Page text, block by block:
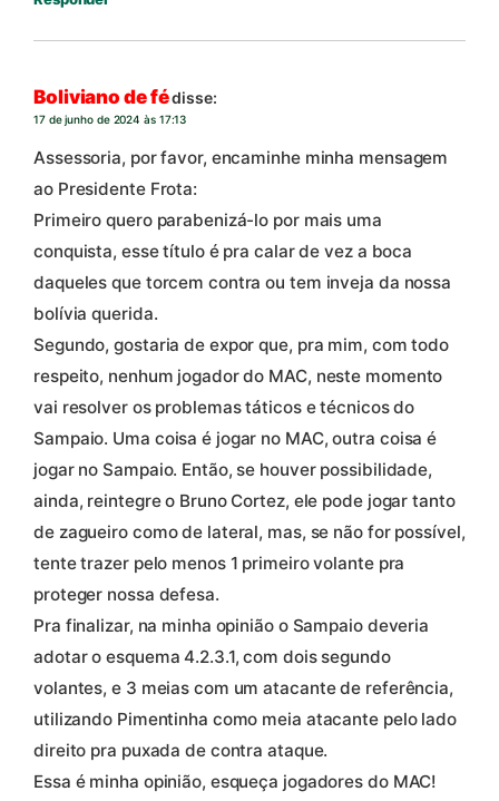
Boliviano de fédisse:
17 de junho de 2024 às 17:13
Assessoria, por favor, encaminhe minha mensagem
ao Presidente Frota:
Primeiro quero parabenizá-lo por mais uma
conquista, esse título é pra calar de vez a boca
daqueles que torcem contra ou tem inveja da nossa
bolívia querida.
Segundo, gostaria de expor que, pra mim, com todo
respeito, nenhum jogador do MAC, neste momento
vai resolver os problemas táticos e técnicos do
Sampaio. Uma coisa é jogar no MAC, outra coisa é
jogar no Sampaio. Então, se houver possibilidade,
ainda, reintegre o Bruno Cortez, ele pode jogar tanto
de zagueiro como de lateral, mas, se não for possível,
tente trazer pelo menos 1 primeiro volante pra
proteger nossa defesa.
Pra finalizar, na minha opinião o Sampaio deveria
adotar o esquema 4.2.3.1, com dois segundo
volantes, e 3 meias com um atacante de referência,
utilizando Pimentinha como meia atacante pelo lado
direito pra puxada de contra ataque.
Essa é minha opinião, esqueça jogadores do MAC!